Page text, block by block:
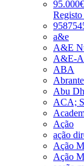
a&e
A&E
A&E-
ABA
Abu
ACA;
Ação
ação
Ação M
Ação